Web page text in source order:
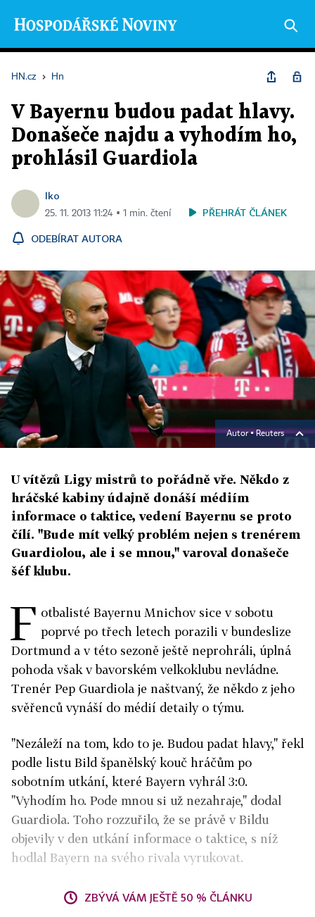
HN.cz › Hn
V Bayernu budou padat hlavy.
Donašeče najdu a vyhodím ho,
prohlásil Guardiola
lko
25. 11. 2013 11:24 ▪ 1 min. čtení PŘEHRÁT ČLÁNEK
ODEBÍRAT AUTORA
Autor ▪Reuters
U vítězů Ligy mistrů to pořádně vře. Někdo z
hráčské kabiny údajně donáší médiím
informace o taktice, vedení Bayernu se proto
čílí. "Bude mít velký problém nejen s trenérem
Guardiolou, ale i se mnou," varoval donašeče
šéf klubu.
F otbalisté Bayernu Mnichov sice v sobotu
poprvé po třech letech porazili v bundeslize
Dortmund a v této sezoně ještě neprohráli, úplná
pohoda však v bavorském velkoklubu nevládne.
Trenér Pep Guardiola je naštvaný, že někdo z jeho
svěřenců vynáší do médií detaily o týmu.
"Nezáleží na tom, kdo to je. Budou padat hlavy," řekl
podle listu Bild španělský kouč hráčům po
sobotním utkání, které Bayern vyhrál 3:0.
"Vyhodím ho. Pode mnou si už nezahraje," dodal
Guardiola. Toho rozzuřilo, že se právě v Bildu
objevily v den utkání informace o taktice, s níž
hodlal Bayern na svého rivala vyrukovat.
ZBÝVÁ VÁM JEŠTĚ 50 % ČLÁNKU